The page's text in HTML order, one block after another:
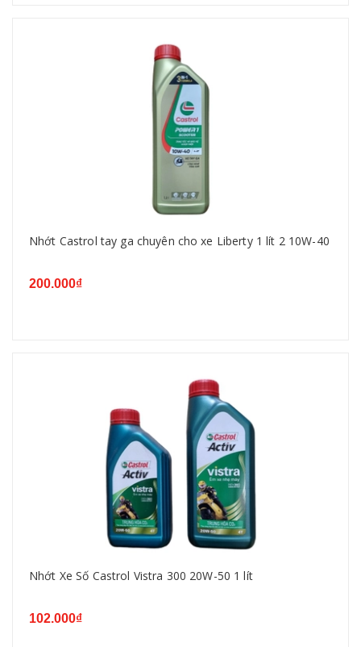
Nhớt Castrol tay ga chuyên cho xe Liberty 1 lít 2 10W-40
200.000₫
Nhớt Xe Số Castrol Vistra 300 20W-50 1 lít
102.000₫